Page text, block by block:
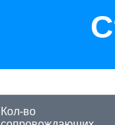
Кол-во